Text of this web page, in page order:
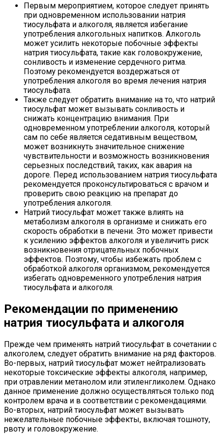
Первым мероприятием, которое следует принять
при одновременном использовании натрия
тиосульфата и алкоголя, является избегание
употребления алкогольных напитков. Алкоголь
может усилить некоторые побочные эффекты
натрия тиосульфата, такие как головокружение,
сонливость и изменение сердечного ритма.
Поэтому рекомендуется воздержаться от
употребления алкоголя во время лечения натрия
тиосульфата.
Также следует обратить внимание на то, что натрий
тиосульфат может вызывать сонливость и
снижать концентрацию внимания. При
одновременном употреблении алкоголя, который
сам по себе является седативным веществом,
может возникнуть значительное снижение
чувствительности и возможность возникновения
серьезных последствий, таких, как авария на
дороге. Перед использованием натрия тиосульфата
рекомендуется проконсультироваться с врачом и
проверить свою реакцию на препарат до
употребления алкоголя.
Натрий тиосульфат может также влиять на
метаболизм алкоголя в организме и снижать его
скорость обработки в печени. Это может привести
к усилению эффектов алкоголя и увеличить риск
возникновения отрицательных побочных
эффектов. Поэтому, чтобы избежать проблем с
обработкой алкоголя организмом, рекомендуется
избегать одновременного употребления натрия
тиосульфата и алкоголя.
Рекомендации по применению
натрия тиосульфата и алкоголя
Прежде чем применять натрий тиосульфат в сочетании с
алкоголем, следует обратить внимание на ряд факторов.
Во-первых, натрий тиосульфат может нейтрализовать
некоторые токсические эффекты алкоголя, например,
при отравлении метанолом или этиленгликолем. Однако
данное применение должно осуществляться только под
контролем врача и в соответствии с рекомендациями.
Во-вторых, натрий тиосульфат может вызывать
нежелательные побочные эффекты, включая тошноту,
рвоту и головокружение.